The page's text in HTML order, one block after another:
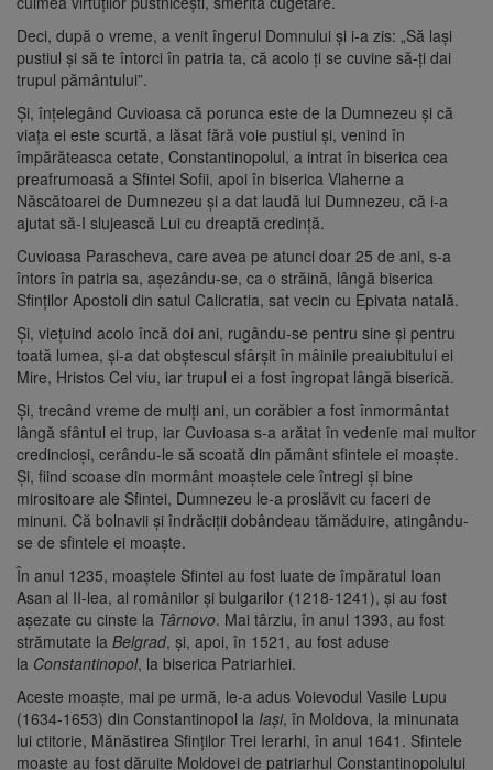
Deci, după o vreme, a venit îngerul Domnului şi i-a zis: „Să laşi
pustiul şi să te întorci în patria ta, că acolo ţi se cuvine să-ţi dai
trupul pământului”.
Şi, înţelegând Cuvioasa că porunca este de la Dumnezeu şi că
viaţa ei este scurtă, a lăsat fără voie pustiul şi, venind în
împărăteasca cetate, Constantinopolul, a intrat în biserica cea
preafrumoasă a Sfintei Sofii, apoi în biserica Vlaherne a
Născătoarei de Dumnezeu şi a dat laudă lui Dumnezeu, că i-a
ajutat să-I slujească Lui cu dreaptă credinţă.
Cuvioasa Parascheva, care avea pe atunci doar 25 de ani, s-a
întors în patria sa, aşezându-se, ca o străină, lângă biserica
Sfinţilor Apostoli din satul Calicratia, sat vecin cu Epivata natală.
Şi, vieţuind acolo încă doi ani, rugându-se pentru sine şi pentru
toată lumea, şi-a dat obştescul sfârşit în mâinile preaiubitului ei
Mire, Hristos Cel viu, iar trupul ei a fost îngropat lângă biserică.
Şi, trecând vreme de mulţi ani, un corăbier a fost înmormântat
lângă sfântul ei trup, iar Cuvioasa s-a arătat în vedenie mai multor
credincioşi, cerându-le să scoată din pământ sfintele ei moaşte.
Şi, fiind scoase din mormânt moaştele cele întregi şi bine
mirositoare ale Sfintei, Dumnezeu le-a proslăvit cu faceri de
minuni. Că bolnavii şi îndrăciţii dobândeau tămăduire, atingându-
se de sfintele ei moaşte.
În anul 1235, moaştele Sfintei au fost luate de împăratul Ioan
Asan al II-lea, al românilor şi bulgarilor (1218-1241), şi au fost
aşezate cu cinste la Târnovo. Mai târziu, în anul 1393, au fost
strămutate la Belgrad, şi, apoi, în 1521, au fost aduse
la Constantinopol, la biserica Patriarhiei.
Aceste moaşte, mai pe urmă, le-a adus Voievodul Vasile Lupu
(1634-1653) din Constantinopol la Iaşi, în Moldova, la minunata
lui ctitorie, Mănăstirea Sfinţilor Trei Ierarhi, în anul 1641. Sfintele
moaşte au fost dăruite Moldovei de patriarhul Constantinopolului